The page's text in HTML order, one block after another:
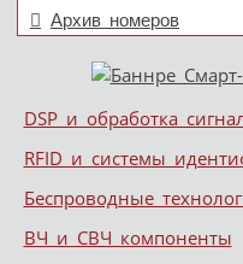
Архив номеров
Меню
Skip to content
DSP и обработка
RFID и системы
Беспроводные
ВЧ и СВЧ компоненты